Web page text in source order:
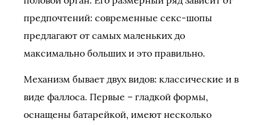
предпочтений: современные секс-шопы
предлагают от самых маленьких до
максимально больших и это правильно.
Механизм бывает двух видов: классические и в
виде фаллоса. Первые – гладкой формы,
оснащены батарейкой, имеют несколько